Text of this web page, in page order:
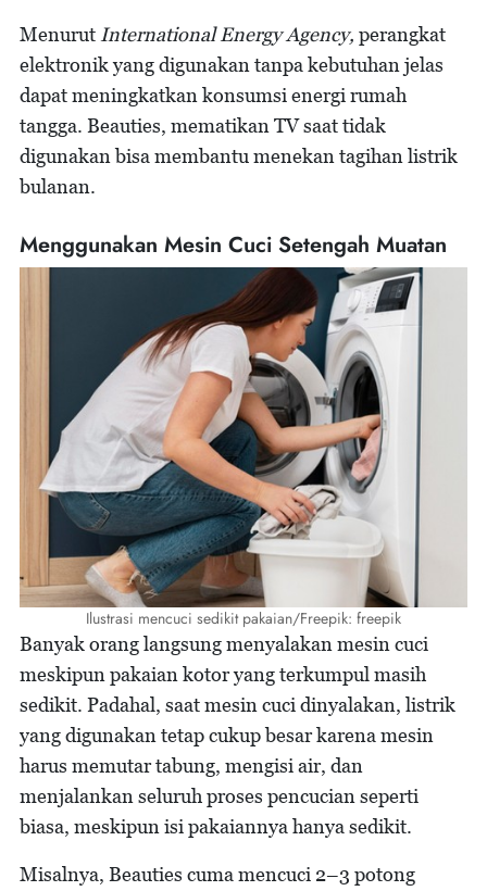
MenurutInternational Energy Agency, perangkat
elektronik yang digunakan tanpa kebutuhan jelas
dapat meningkatkan konsumsi energi rumah
tangga. Beauties, mematikan TV saat tidak
digunakan bisa membantu menekan tagihan listrik
bulanan.
Menggunakan Mesin Cuci Setengah Muatan
Ilustrasi mencuci sedikit pakaian/Freepik: freepik
Banyak orang langsung menyalakan mesin cuci
meskipun pakaian kotor yang terkumpul masih
sedikit. Padahal, saat mesin cuci dinyalakan, listrik
yang digunakan tetap cukup besar karena mesin
harus memutar tabung, mengisi air, dan
menjalankan seluruh proses pencucian seperti
biasa, meskipun isi pakaiannya hanya sedikit.
Misalnya, Beauties cuma mencuci 2–3 potong